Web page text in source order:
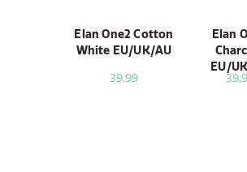
Elan One2 Cotton
White EU/UK/AU
39,99
Elan
EU/